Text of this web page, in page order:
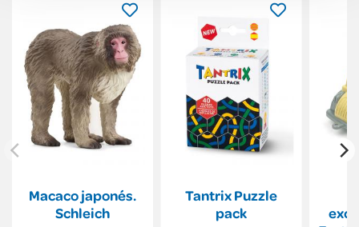
Macaco japonés.
Schleich
Tantrix Puzzle
pack